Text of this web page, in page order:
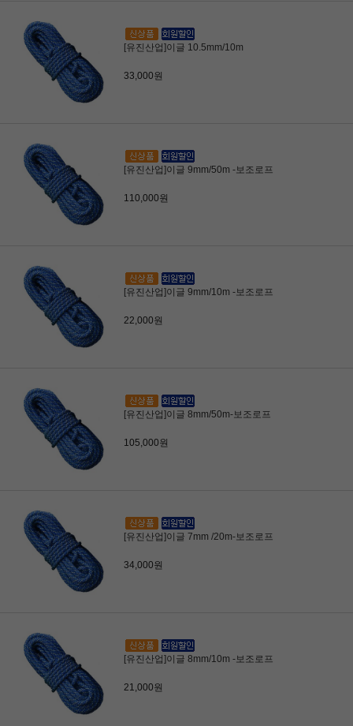
[유진산업]이글 10.5mm/10m
33,000원
[유진산업]이글 9mm/50m -보조로프
110,000원
[유진산업]이글 9mm/10m -보조로프
22,000원
[유진산업]이글 8mm/50m-보조로프
105,000원
[유진산업]이글 7mm /20m-보조로프
34,000원
[유진산업]이글 8mm/10m -보조로프
21,000원